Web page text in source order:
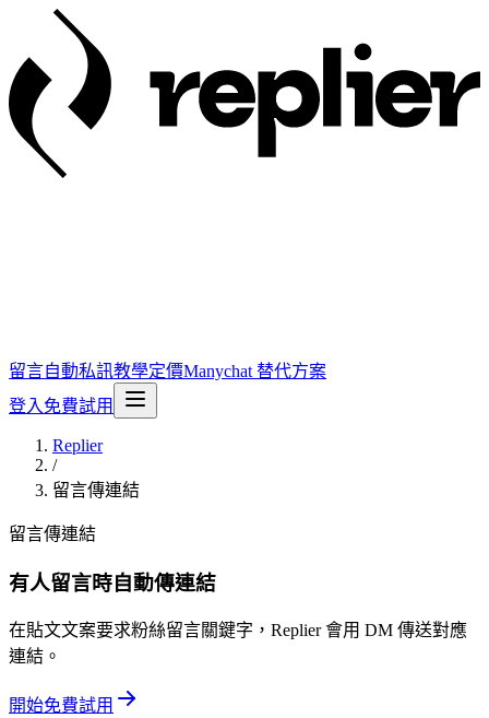
留言自動私訊教學定價Manychat 替代方案
登入 免費試用
Replier
/
留言傳連結
留言傳連結
有人留言時自動傳連結
在貼文文案要求粉絲留言關鍵字，Replier 會用 DM 傳送對應
連結。
開始免費試用